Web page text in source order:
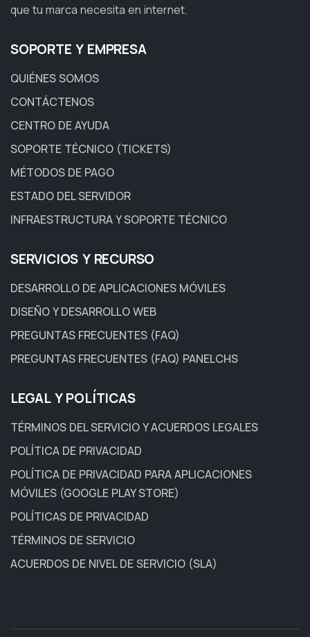
que tu marca necesita en internet.
SOPORTE Y EMPRESA
QUIÉNES SOMOS
CONTÁCTENOS
CENTRO DE AYUDA
SOPORTE TÉCNICO (TICKETS)
MÉTODOS DE PAGO
ESTADO DEL SERVIDOR
INFRAESTRUCTURA Y SOPORTE TÉCNICO
SERVICIOS Y RECURSO
DESARROLLO DE APLICACIONES MÓVILES
DISEÑO Y DESARROLLO WEB
PREGUNTAS FRECUENTES (FAQ)
PREGUNTAS FRECUENTES (FAQ) PANELCHS
LEGAL Y POLÍTICAS
TÉRMINOS DEL SERVICIO Y ACUERDOS LEGALES
POLÍTICA DE PRIVACIDAD
POLÍTICA DE PRIVACIDAD PARA APLICACIONES
MÓVILES (GOOGLE PLAY STORE)
POLÍTICAS DE PRIVACIDAD
TÉRMINOS DE SERVICIO
ACUERDOS DE NIVEL DE SERVICIO (SLA)